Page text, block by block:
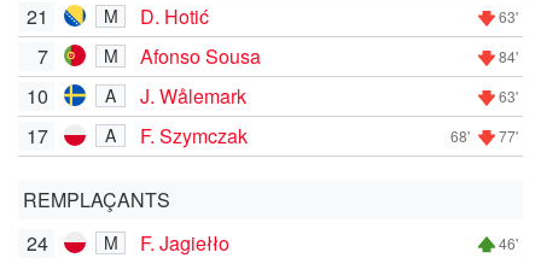
21 M D. Hotić 63'
7 M Afonso Sousa 84'
10 A J. Wålemark 63'
17 A F. Szymczak 68' 77'
REMPLAÇANTS
24
M F. Jagiełło 46'